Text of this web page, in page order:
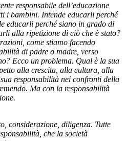
responsabile dell’educazione
i bambini. Intende educarli perché
educarli perché siano in grado di
alla ripetizione di ciò che è stato?
come stiamo facendo
di padre o madre, verso
Ecco un problema. Qual è la sua
alla crescita, alla cultura, alla
responsabilità nei confronti della
Ma con la responsabilità
considerazione, diligenza. Tutte
che la società